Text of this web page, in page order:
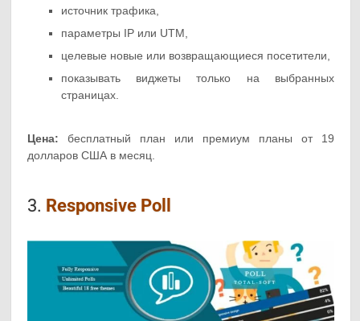
источник трафика,
параметры IP или UTM,
целевые новые или возвращающиеся посетители,
показывать виджеты только на выбранных
страницах.
Цена: бесплатный план или премиум планы от 19
долларов США в месяц.
3. Responsive Poll